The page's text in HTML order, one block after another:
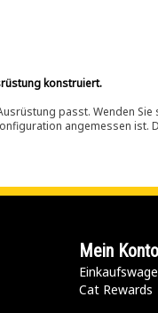
konstruiert.
passt. Wenden Sie
angemessen ist.
Mein Konto
Cat Rewards